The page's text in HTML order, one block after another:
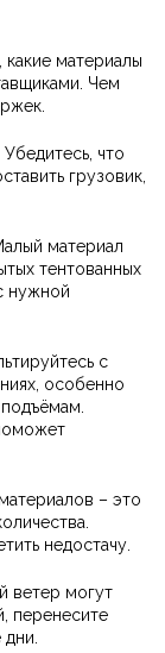
какие материалы
Чем
. Убедитесь, что
грузовик,
материал
тентованных
нужной
с
особенно
– это
недостачу.
ветер могут
перенесите